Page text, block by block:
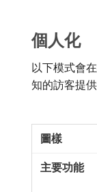
個人化
以下模式會
知的訪客提